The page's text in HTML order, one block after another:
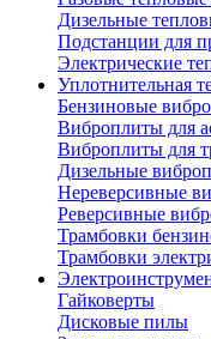
Дизельные
Подстанции для
Электрические
Уплотнительная
Бензиновые
Виброплиты для
Виброплиты для
Дизельные
Нереверсивные
Реверсивные
Трамбовки
Трамбовки
Гайковерты
Дисковые пилы